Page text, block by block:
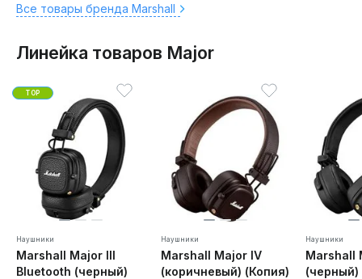
Все товары бренда Marshall
Линейка товаров Major
TOP
Наушники
Marshall Major III
Bluetooth (черный)
Наушники
Marshall Major IV
(коричневый) (Копия)
Наушники
Marshall
(черный)